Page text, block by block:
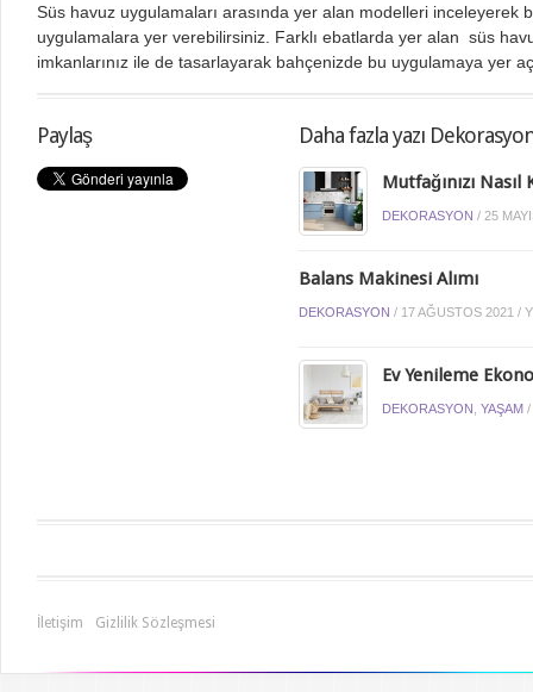
Süs havuz uygulamaları arasında yer alan modelleri inceleyerek
uygulamalara yer verebilirsiniz. Farklı ebatlarda yer alan süs
imkanlarınız ile de tasarlayarak bahçenizde bu uygulamaya yer
Paylaş Daha fazla yazı
Mutfağınızı
DEKORASYON / 25
Balans Makinesi Alımı
DEKORASYON / 17 AĞUSTOS 2021 /
Ev Yenileme
DEKORASYON ,YAŞAM
İletişim Gizlilik Sözleşmesi